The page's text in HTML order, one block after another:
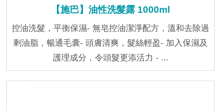
【施巴】油性洗髮露 1000ml
控油洗髮，平衡保濕- 無皂控油潔淨配方，溫和去除過
剩油脂，暢通毛囊- 頭膚清爽，髮絲輕盈- 加入保濕及
護理成分，令頭髮更添活力 - ...